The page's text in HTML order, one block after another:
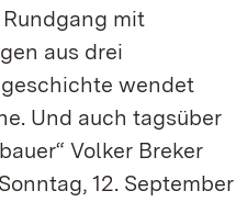
Rundgang mit
aus drei
wendet
Und auch tagsüber
Volker Breker
12. September